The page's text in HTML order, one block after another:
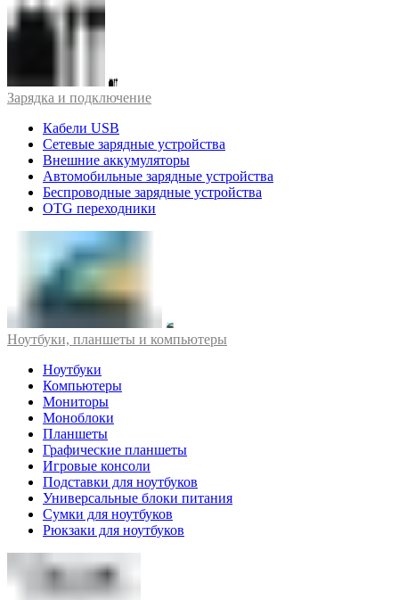
Зарядка и подключение
Кабели USB
Сетевые зарядные устройства
Внешние аккумуляторы
Автомобильные зарядные устройства
Беспроводные зарядные устройства
OTG переходники
Ноутбуки, планшеты и компьютеры
Ноутбуки
Компьютеры
Мониторы
Моноблоки
Планшеты
Графические планшеты
Игровые консоли
Подставки для ноутбуков
Универсальные блоки питания
Сумки для ноутбуков
Рюкзаки для ноутбуков